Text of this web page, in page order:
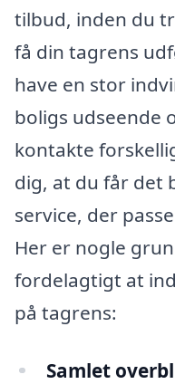
tilbud, inden du
få din tagrens
have en stor
boligs udseende
kontakte
dig, at du får det
service, der
Her er nogle
fordelagtigt at
på tagrens:
Samlet